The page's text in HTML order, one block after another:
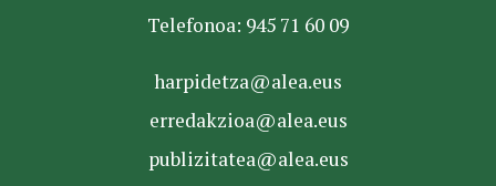
Telefonoa: 945 71 60 09
harpidetza@alea.eus
erredakzioa@alea.eus
publizitatea@alea.eus